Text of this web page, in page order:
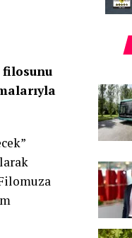
filosunu